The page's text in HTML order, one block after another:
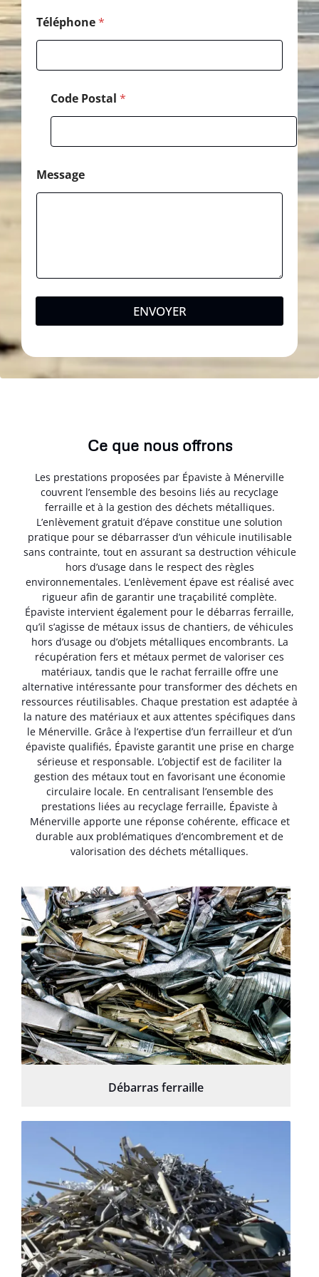
Téléphone*
Code Postal *
Message
ENVOYER
Ce que nous offrons
Les prestations proposées par Épaviste à Ménerville
couvrent l’ensemble des besoins liés au recyclage
ferraille et à la gestion des déchets métalliques.
L’enlèvement gratuit d’épave constitue une solution
pratique pour se débarrasser d’un véhicule inutilisable
sans contrainte, tout en assurant sa destruction véhicule
hors d’usage dans le respect des règles
environnementales. L’enlèvement épave est réalisé avec
rigueur afin de garantir une traçabilité complète.
Épaviste intervient également pour le débarras ferraille,
qu’il s’agisse de métaux issus de chantiers, de véhicules
hors d’usage ou d’objets métalliques encombrants. La
récupération fers et métaux permet de valoriser ces
matériaux, tandis que le rachat ferraille offre une
alternative intéressante pour transformer des déchets en
ressources réutilisables. Chaque prestation est adaptée à
la nature des matériaux et aux attentes spécifiques dans
le Ménerville. Grâce à l’expertise d’un ferrailleur et d’un
épaviste qualifiés, Épaviste garantit une prise en charge
sérieuse et responsable. L’objectif est de faciliter la
gestion des métaux tout en favorisant une économie
circulaire locale. En centralisant l’ensemble des
prestations liées au recyclage ferraille, Épaviste à
Ménerville apporte une réponse cohérente, efficace et
durable aux problématiques d’encombrement et de
valorisation des déchets métalliques.
Débarras ferraille